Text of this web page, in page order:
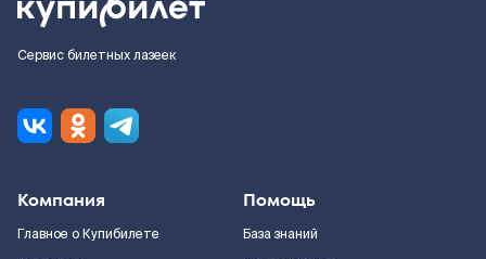
Сервис билетных лазеек
Компания
Главное о Купибилете
Помощь
База знаний